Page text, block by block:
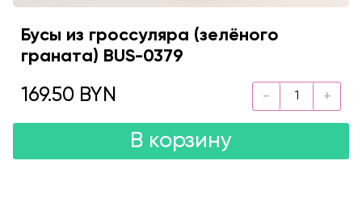
Бусы из гроссуляра (зелёного
граната) BUS-0379
169.50 BYN
В корзину